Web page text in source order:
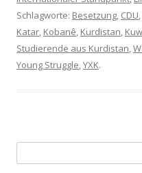
Schlagworte: Besetzung, CDU,
Katar, Kobanê, Kurdistan,
Studierende aus Kurdistan,
Young Struggle,YXK.